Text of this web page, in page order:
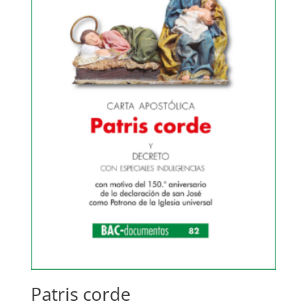
Patris corde